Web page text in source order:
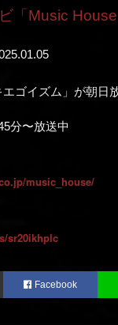
「Music
エゴイズム」が朝
分〜放送中
music_house/
sr20ikhplc
Facebook